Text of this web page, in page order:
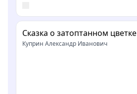
Сказка о затоптанном цветке
Куприн Александр Иванович